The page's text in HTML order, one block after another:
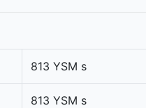
813 YSM s
813 YSM s